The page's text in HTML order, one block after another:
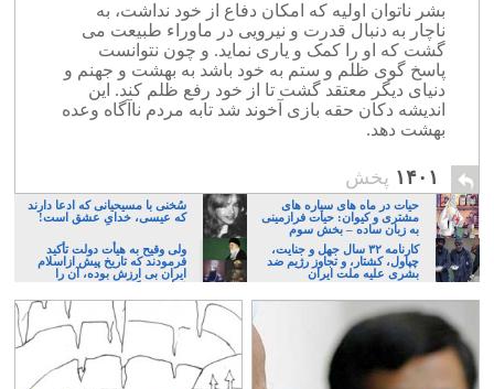
بشر ناتوان اولیه که امکان دفاع از خود نداشت، به
ناچار به دنبال قدرت و نیرویی در ماوراء طبیعت می
گشت که او را کمک و یاری نماید. و چون نتوانست
پاسخ گوی ظلم و ستم به خود باشد به بهشت و جهنم و
دنیای دیگر معتقد گشت تا از خود رفع ظلم کند. این
اندیشه دکان حقه بازی آخوند شد تابه مردم ناآگاه وعده
بهشت دهد.
۱۴۰۱ پخش
حیات در ماه های سیاره های
مشتری و کیوان: حیات فرازمینی
به زبان ساده – بخش سوم
سُخنی با مسیحیانی که ادعا دارند
که عیسی، خدایِ عشق است!
کارنامه ۳۲ سال جهل و جنایت،
چپاول، کشتار، و تجاوز رژیم ضد
بشری علیه ملت ایران
ولی وقیح به هیأت دولت تأکید
فرمودند که تاریخ پیش ازاسلام
ایران بی ارزش بوده، آن را
فراموش کنند